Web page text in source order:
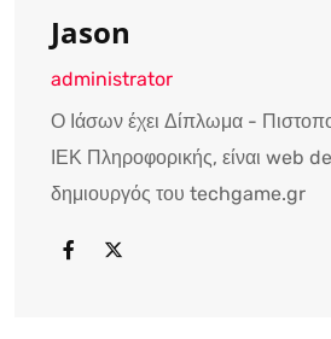
Jason
administrator
Ο Ιάσων έχει Δίπλωμα -
ΙΕΚ Πληροφορικής, είναι web
δημιουργός του techgame.gr